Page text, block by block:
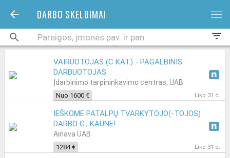
DARBO SKELBIMAI bars
filter_list
VAIRUOTOJAS (C KAT.) - PAGALBINIS
DARBUOTOJAS
Įdarbinimo tarpininkavimo centras, UAB
Nuo 1600 € Liko 31 d.
IEŠKOME PATALPŲ TVARKYTOJO(-TOJOS)
DARBO G., KAUNE!
Ainava UAB
1284 € Liko 31 d.